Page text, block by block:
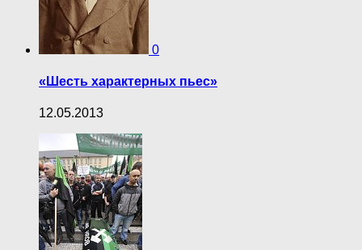
0
«Шесть характерных пьес»
12.05.2013